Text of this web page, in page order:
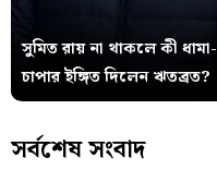
সুমিত রায় না থাকলে কী ধামা-
চাপার ইঙ্গিত দিলেন ঋতব্রত?
সর্বশেষ সংবাদ